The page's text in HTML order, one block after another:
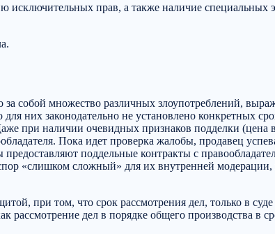
исключительных прав, а также наличие
собой множество различных злоупотреблений,
них законодательно не установлено конкретных
при наличии очевидных признаков подделки
Пока идет проверка жалобы, продавец
поддельные контракты с
«слишком сложный» для их внутренней модерации,
при том, что срок рассмотрения дел, только в
дел в порядке общего производства в